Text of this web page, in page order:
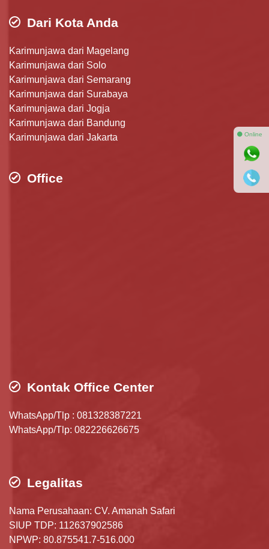
Dari Kota Anda
Karimunjawa dari Magelang
Karimunjawa dari Solo
Karimunjawa dari Semarang
Karimunjawa dari Surabaya
Karimunjawa dari Jogja
Karimunjawa dari Bandung
Karimunjawa dari Jakarta
Office
Kontak Office Center
WhatsApp/Tlp : 081328387221
WhatsApp/Tlp: 082226626675
Legalitas
Nama Perusahaan: CV. Amanah Safari
SIUP TDP: 112637902586
NPWP: 80.875541.7-516.000
⚫ Online